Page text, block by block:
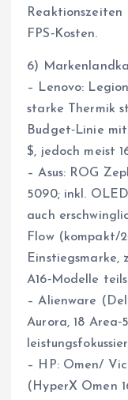
Reaktionszeiten
FPS‑Kosten.
6)
– Lenovo:
starke Thermik
Budget‑Linie
$, jedoch meist
– Asus: ROG
5090; inkl.
auch
Flow (kompakt/
Einstiegsmarke,
A16‑Modelle
– Alienware
Aurora, 18
– HP: Omen/
(HyperX Omen